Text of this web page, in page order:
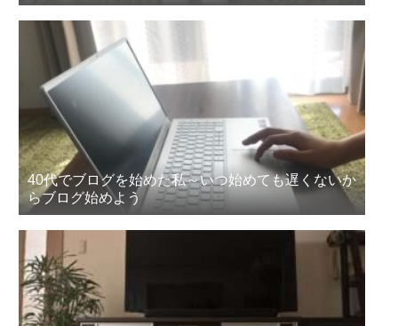
40代でブログを始めた私～いつ始めても遅くないか
らブログ始めよう